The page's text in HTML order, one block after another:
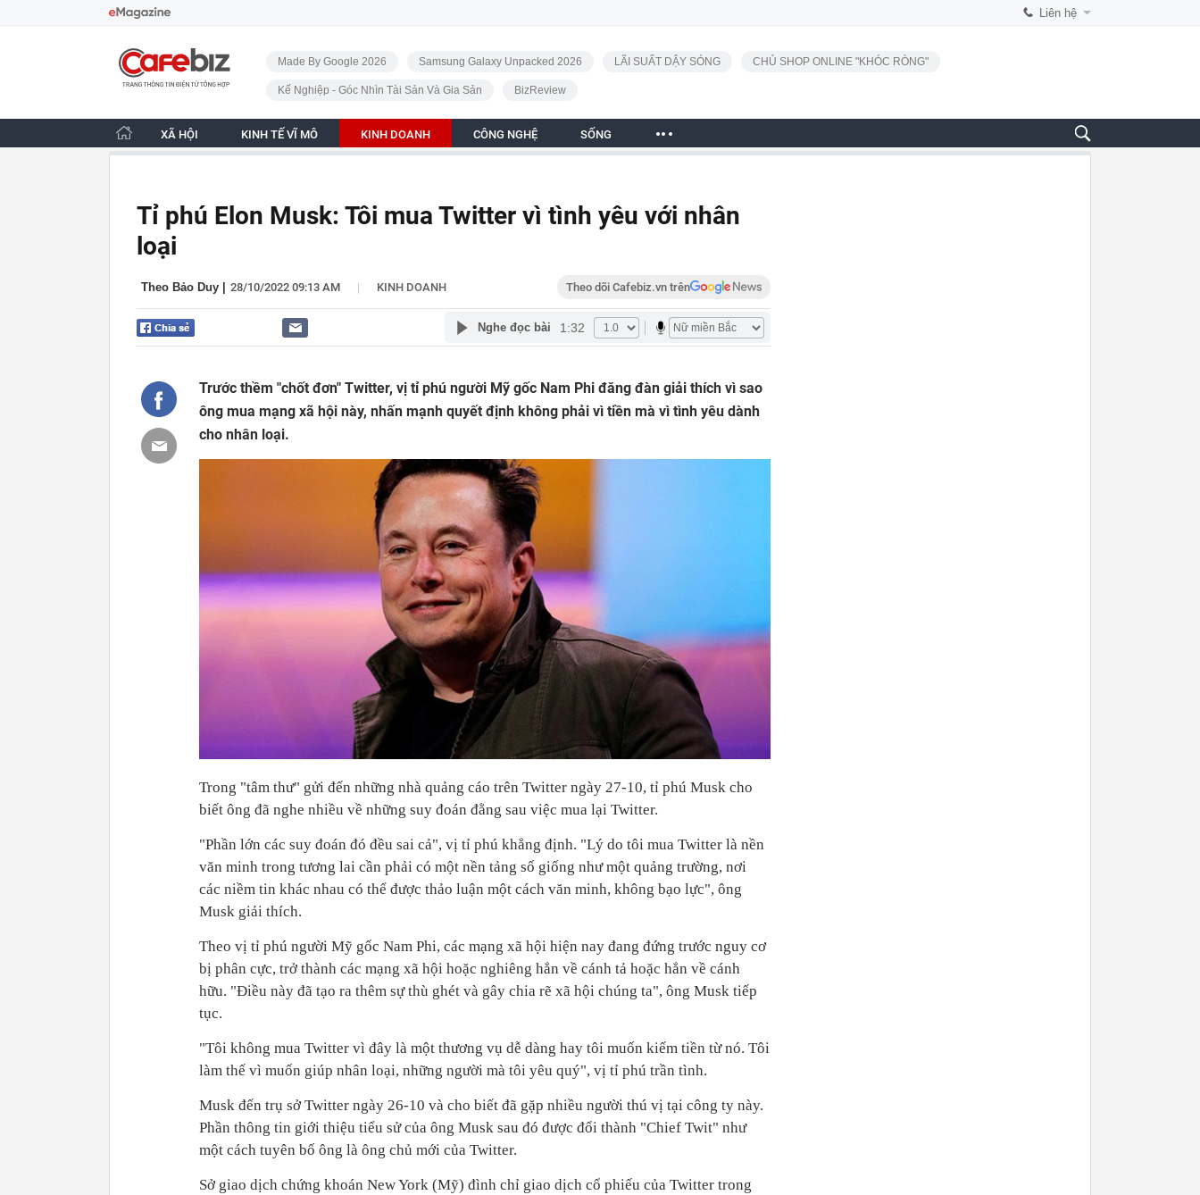
Liên hệ
CafeBiz - Trang chủ
Made By Google 2026 Samsung Galaxy Unpacked 2026 LÃI SUẤT DẬY SÓNG CHỦ SHOP ONLINE "KHÓC RÒNG"
Kế Nghiệp - Góc Nhìn Tài Sản Và Gia Sản BizReview
XÃ HỘI KINH TẾ VĨ MÔ KINH DOANH CÔNG NGHỆ SỐNG
Tỉ phú Elon Musk: Tôi mua Twitter vì tình yêu với nhân
loại
Theo Bảo Duy 28/10/2022 09:13 AM | KINH DOANH Theo dõi Cafebiz.vn trên
Nghe đọc bài 1:32
Trước thềm "chốt đơn" Twitter, vị tỉ phú người Mỹ gốc Nam Phi đăng đàn giải thích vì sao
ông mua mạng xã hội này, nhấn mạnh quyết định không phải vì tiền mà vì tình yêu dành
cho nhân loại.
Trong "tâm thư" gửi đến những nhà quảng cáo trên Twitter ngày 27-10, tỉ phú Musk cho
biết ông đã nghe nhiều về những suy đoán đằng sau việc mua lại Twitter.
"Phần lớn các suy đoán đó đều sai cả", vị tỉ phú khẳng định. "Lý do tôi mua Twitter là nền
văn minh trong tương lai cần phải có một nền tảng số giống như một quảng trường, nơi
các niềm tin khác nhau có thể được thảo luận một cách văn minh, không bạo lực", ông
Musk giải thích.
Theo vị tỉ phú người Mỹ gốc Nam Phi, các mạng xã hội hiện nay đang đứng trước nguy cơ
bị phân cực, trở thành các mạng xã hội hoặc nghiêng hẳn về cánh tả hoặc hẳn về cánh
hữu. "Điều này đã tạo ra thêm sự thù ghét và gây chia rẽ xã hội chúng ta", ông Musk tiếp
tục.
"Tôi không mua Twitter vì đây là một thương vụ dễ dàng hay tôi muốn kiếm tiền từ nó. Tôi
làm thế vì muốn giúp nhân loại, những người mà tôi yêu quý", vị tỉ phú trần tình.
Musk đến trụ sở Twitter ngày 26-10 và cho biết đã gặp nhiều người thú vị tại công ty này.
Phần thông tin giới thiệu tiểu sử của ông Musk sau đó được đổi thành "Chief Twit" như
một cách tuyên bố ông là ông chủ mới của Twitter.
Sở giao dịch chứng khoán New York (Mỹ) đình chỉ giao dịch cổ phiếu của Twitter trong